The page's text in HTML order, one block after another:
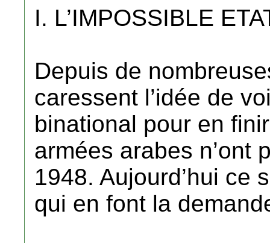
I. L’IMPOSSIBLE
Depuis de
caressent l’idée de
binational pour en
armées arabes n’ont
1948. Aujourd’hui ce
qui en font la